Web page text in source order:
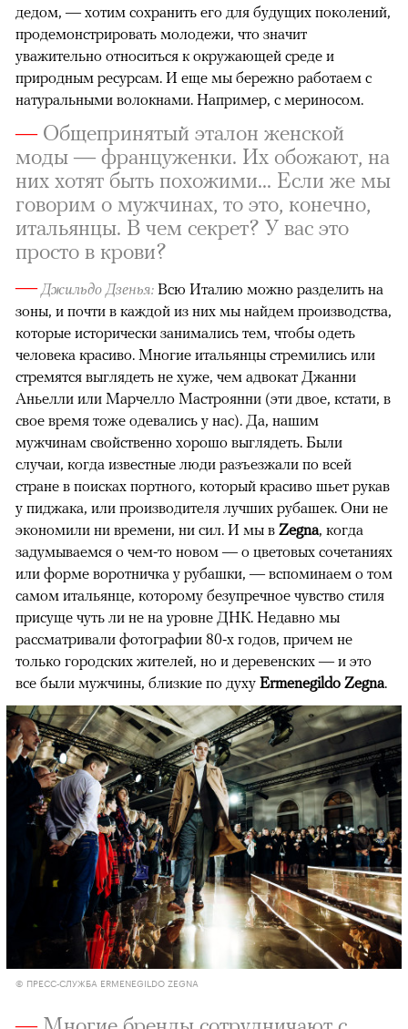
дедом, — хотим сохранить его для будущих поколений,
продемонстрировать молодежи, что значит
уважительно относиться к окружающей среде и
природным ресурсам. И еще мы бережно работаем с
натуральными волокнами. Например, с мериносом.
—Общепринятый эталон женской
моды — француженки. Их обожают, на
них хотят быть похожими... Если же мы
говорим о мужчинах, то это, конечно,
итальянцы. В чем секрет? У вас это
просто в крови?
— Джильдо Дзенья: Всю Италию можно разделить на
зоны, и почти в каждой из них мы найдем производства,
которые исторически занимались тем, чтобы одеть
человека красиво. Многие итальянцы стремились или
стремятся выглядеть не хуже, чем адвокат Джанни
Аньелли или Марчелло Мастроянни (эти двое, кстати, в
свое время тоже одевались у нас). Да, нашим
мужчинам свойственно хорошо выглядеть. Были
случаи, когда известные люди разъезжали по всей
стране в поисках портного, который красиво шьет рукав
у пиджака, или производителя лучших рубашек. Они не
экономили ни времени, ни сил. И мы в Zegna, когда
задумываемся о чем-то новом — о цветовых сочетаниях
или форме воротничка у рубашки, — вспоминаем о том
самом итальянце, которому безупречное чувство стиля
присуще чуть ли не на уровне ДНК. Недавно мы
рассматривали фотографии 80-х годов, причем не
только городских жителей, но и деревенских — и это
все были мужчины, близкие по духу Ermenegildo Zegna.
© ПРЕСС-СЛУЖБА ERMENEGILDO ZEGNA